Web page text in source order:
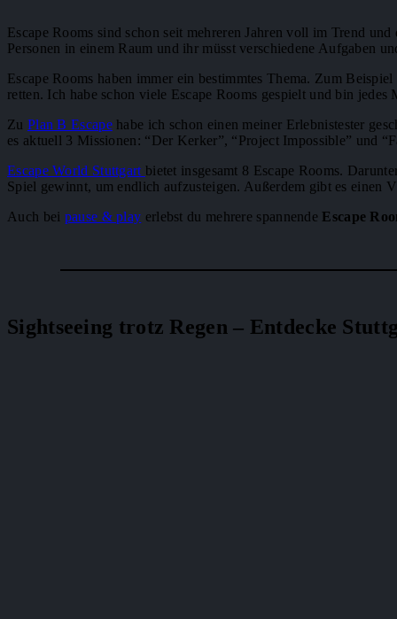
Escape Rooms sind schon seit mehreren Jahren voll im Trend
Personen in einem Raum und ihr müsst verschiedene Aufgaben
Escape Rooms haben immer ein bestimmtes Thema. Zum
retten. Ich habe schon viele Escape Rooms gespielt und bin
Zu Plan B Escapehabe ich schon einen meiner Erlebnistester
es aktuell 3 Missionen: “Der Kerker”, “Project Impossible” und
Escape World Stuttgart bietet insgesamt 8 Escape Rooms.
Spiel gewinnt, um endlich aufzusteigen. Außerdem gibt es einen
Auch bei pause & play erlebst du mehrere spannende Escape
Sightseeing trotz Regen – Entdecke